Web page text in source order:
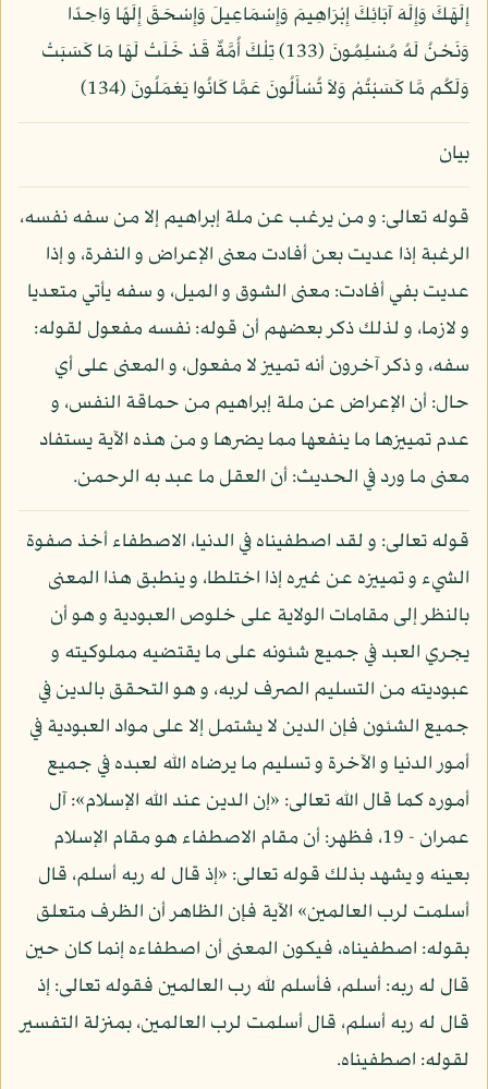
إِلَهَكَ وَإِلَهَ آبَائِكَ إِبْرَاهِيمَ وَإِسْمَاعِيلَ وَإِسْحَقَ إِلَهًا وَاحِدًا
وَنَحْنُ لَهُ مُسْلِمُونَ (133) تِلْكَ أُمَّةٌ قَدْ خَلَتْ لَهَا مَا كَسَبَتْ
وَلَكُم مَّا كَسَبْتُمْ وَلاَ تُسْأَلُونَ عَمَّا كَانُوا يَعْمَلُونَ (134)
بيان
قوله تعالى: و من يرغب عن ملة إبراهيم إلا من سفه نفسه،
الرغبة إذا عديت بعن أفادت معنى الإعراض و النفرة، و إذا
عديت بفي أفادت: معنى الشوق و الميل، و سفه يأتي متعديا
و لازما، و لذلك ذكر بعضهم أن قوله: نفسه مفعول لقوله:
سفه، و ذكر آخرون أنه تمييز لا مفعول، و المعنى على أي
حال: أن الإعراض عن ملة إبراهيم من حماقة النفس، و
عدم تمييزها ما ينفعها مما يضرها و من هذه الآية يستفاد
معنى ما ورد في الحديث: أن العقل ما عبد به الرحمن.
قوله تعالى: و لقد اصطفيناه في الدنيا، الاصطفاء أخذ صفوة
الشيء و تمييزه عن غيره إذا اختلطا، و ينطبق هذا المعنى
بالنظر إلى مقامات الولاية على خلوص العبودية و هو أن
يجري العبد في جميع شئونه على ما يقتضيه مملوكيته و
عبوديته من التسليم الصرف لربه، و هو التحقق بالدين في
جميع الشئون فإن الدين لا يشتمل إلا على مواد العبودية في
أمور الدنيا و الآخرة و تسليم ما يرضاه الله لعبده في جميع
أموره كما قال الله تعالى: «إن الدين عند الله الإسلام»: آل
عمران - 19، فظهر: أن مقام الاصطفاء هو مقام الإسلام
بعينه و يشهد بذلك قوله تعالى: «إذ قال له ربه أسلم، قال
أسلمت لرب العالمين» الآية فإن الظاهر أن الظرف متعلق
بقوله: اصطفيناه، فيكون المعنى أن اصطفاءه إنما كان حين
قال له ربه: أسلم، فأسلم لله رب العالمين فقوله تعالى: إذ
قال له ربه أسلم، قال أسلمت لرب العالمين، بمنزلة التفسير
لقوله: اصطفيناه.